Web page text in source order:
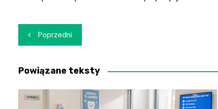
Nawigacja
wpisu
Poprzedni
Powiązane teksty